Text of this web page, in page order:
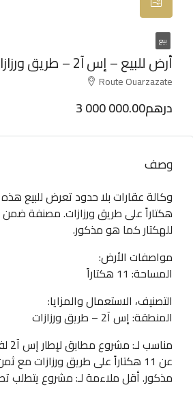
بيع
أرض للبيع – إس آ2 – طريق ورزازات، طريق ورزازات
Route Ouarzazate
3 000 000.00درهم
وصف
للهكتار كما هو مذكور.
مواصفات الأرض:
المساحة: 11 هكتاراً
التصنيف، الاستعمال والمزايا:
المنطقة: إس آ2 – طريق ورزازات
عن 11 هكتاراً على طريق ورزازات مع
مذكور. أقل ملاءمة لـ: مشروع يتطلب